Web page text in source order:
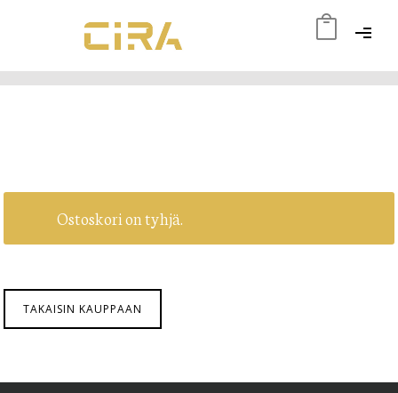
OSTOSKORI
Ostoskori on tyhjä.
TAKAISIN KAUPPAAN